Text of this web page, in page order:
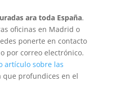
ara toda España.
oficinas en Madrid o
ponerte en contacto
por correo electrónico.
artículo sobre las
que profundices en el